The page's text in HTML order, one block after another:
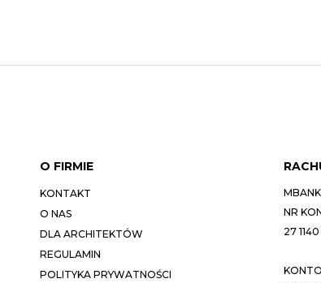
O FIRMIE
KONTAKT
O NAS
DLA ARCHITEKTÓW
REGULAMIN
POLITYKA PRYWATNOŚCI
NR
27